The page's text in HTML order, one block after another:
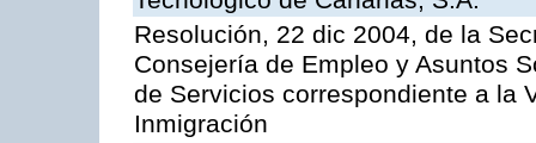
Resolución, 22 dic 2004, de la
Consejería de Empleo y Asuntos
de Servicios correspondiente a la
Inmigración